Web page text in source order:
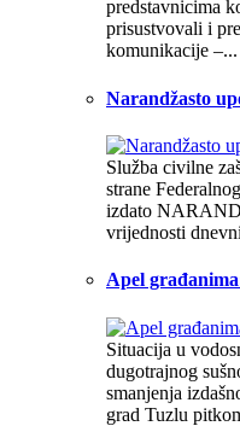
predstavnicima
prisustvovali i
komunikacije –...
Narandžasto
Služba civilne
strane
izdato
vrijednosti
Apel
Situacija u
dugotrajnog
smanjenja
grad Tuzlu